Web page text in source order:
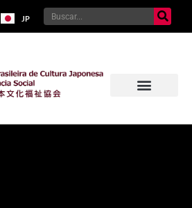
JP